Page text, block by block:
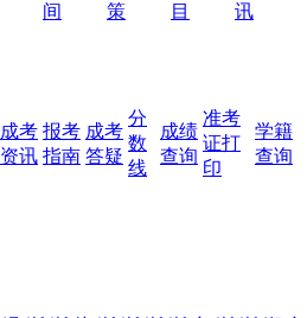
间
策
目
讯
成考
资讯
报考
指南
成考
答疑
分
数
线
成绩
查询
准考
证打
印
学籍
查询